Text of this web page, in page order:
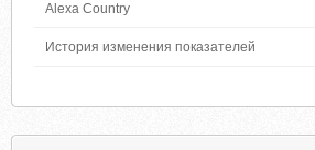
Alexa Country
История изменения показателей